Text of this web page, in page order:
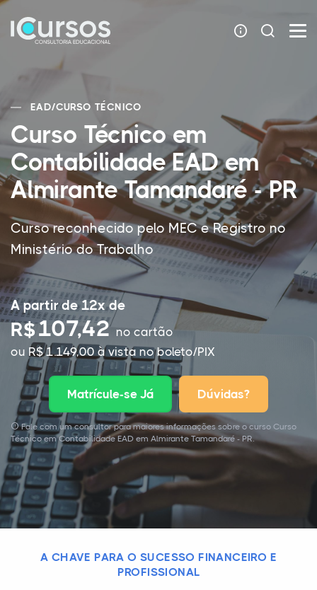
EAD/CURSO TÉCNICO
Curso Técnico em
Contabilidade EAD em
Almirante Tamandaré - PR
Curso reconhecido pelo MEC e Registro no
Ministério do Trabalho
A partir de 12x de
R$107,42 no cartão
ou R$ 1.149,00 à vista no boleto/PIX
Matrícule-se Já Dúvidas?
Fale com um consultor para maiores informações sobre o curso Curso
Técnico em Contabilidade EAD em Almirante Tamandaré - PR.
A CHAVE PARA O SUCESSO FINANCEIRO E
PROFISSIONAL